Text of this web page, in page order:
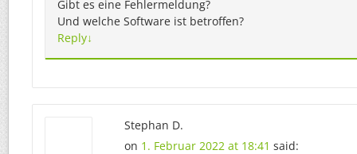
Gibt es eine Fehlermeldung?
Und welche Software ist betroffen?
Reply↓
Stephan D.
on 1. Februar 2022 at 18:41 said: